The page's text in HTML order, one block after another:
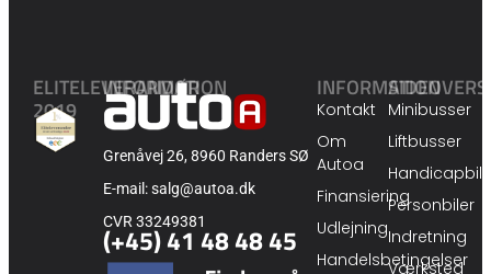
Minibusser
Liftbusser
Personbiler
Indretning
Værksted
INFORMATION
Kontakt
Om
Autoa
Finansiering
Udlejning
Handelsbetingelser
INFORMATION
Grenåvej 26, 8960 Randers SØ
E-mail: salg@autoa.dk
CVR 33249381
(+45) 41 48 48 45
ELITELEVERANDØR
2019